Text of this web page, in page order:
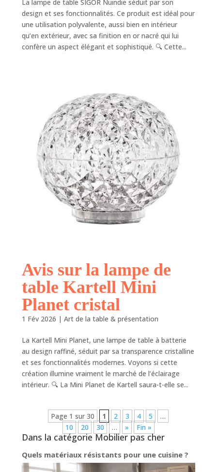
La lampe de table SIGOR Nuindie séduit par son
design et ses fonctionnalités. Ce produit est idéal pour
une utilisation polyvalente, aussi bien en intérieur
qu’en extérieur, avec sa finition en or nacré qui lui
confère un aspect élégant et sophistiqué. 🔍 Cette...
Avis sur la lampe de
table Kartell Mini
Planet cristal
1 Fév 2026 | Art de la table & présentation
La Kartell Mini Planet, une lampe de table à batterie
au design raffiné, séduit par sa transparence cristalline
et ses fonctionnalités modernes. Voyons si cette
création illumine vraiment le marché de l’éclairage
intérieur. 🔍 La Mini Planet de Kartell saura-t-elle se...
Page 1 sur 30 1 2 3 4 5
…
10
20 30 … » Fin »
Dans la catégorie Mobilier pas cher
Quels matériaux résistants pour une cuisine ?